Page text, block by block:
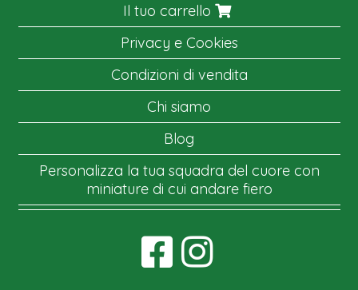
Il tuo carrello
Privacy e Cookies
Condizioni di vendita
Chi siamo
Blog
Personalizza la tua squadra del cuore con
miniature di cui andare fiero